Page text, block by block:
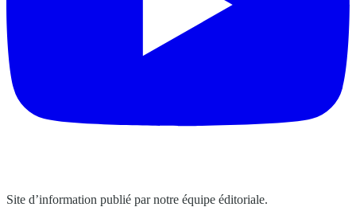
Site d’information publié par notre équipe éditoriale.